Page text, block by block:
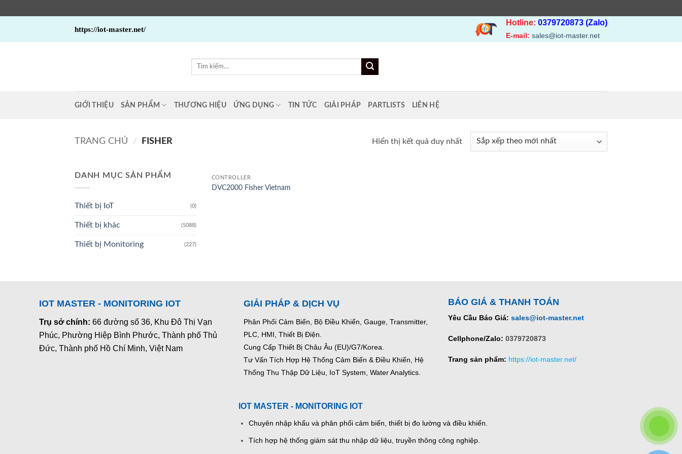
https://iot-master.net/
Hotline: 0379720873 (Zalo)
E-mail: sales@iot-master.net
Tìm
GIỚI THIỆU SẢN PHẨM THƯƠNG HIỆU ỨNG DỤNG TIN TỨC GIẢI PHÁP PARTLISTS LIÊN HỆ
TRANG CHỦ / FISHER Hiển thị kết quả duy nhất
DANH MỤC SẢN PHẨM
Thiết bị IoT (0)
Thiết bị khác (5088)
Thiết bị Monitoring (227)
CONTROLLER
DVC2000 Fisher Vietnam
IOT MASTER - MONITORING IOT
Trụ sở chính: 66 đường số 36, Khu Đô Thị Vạn
Phúc, Phường Hiệp Bình Phước, Thành phố Thủ
Đức, Thành phố Hồ Chí Minh, Việt Nam
GIẢI PHÁP & DỊCH VỤ
Phân Phối Cảm Biến, Bộ Điều Khiển, Gauge, Transmitter,
PLC, HMI, Thiết Bị Điện.
Cung Cấp Thiết Bị Châu Âu (EU)/G7/Korea.
Tư Vấn Tích Hợp Hệ Thống Cảm Biến & Điều Khiển, Hệ
Thống Thu Thập Dữ Liệu, IoT System, Water Analytics.
BÁO GIÁ & THANH TOÁN
Yêu Cầu Báo Giá: sales@iot-master.net
Cellphone/Zalo: 0379720873
Trang sản phẩm: https://iot-master.net/
IOT MASTER - MONITORING IOT
Chuyên nhập khẩu và phân phối cảm biến, thiết bị đo lường và điều khiển.
Tích hợp hệ thống giám sát thu nhập dữ liệu, truyền thông công nghiệp.